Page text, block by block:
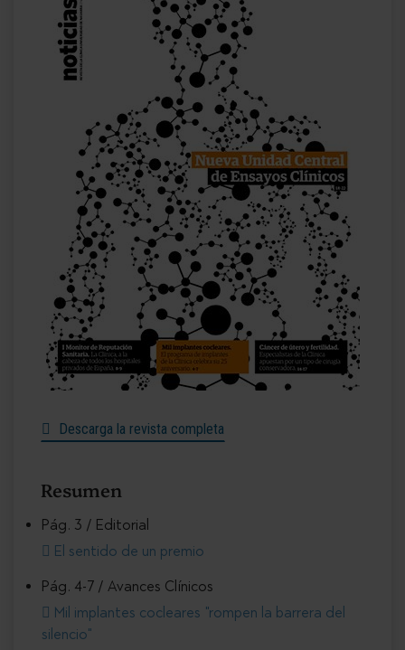
Descarga la revista completa
Resumen
Pág. 3 / Editorial
El sentido de un premio
Pág. 4-7 / Avances Clínicos
Mil implantes cocleares "rompen la barrera del
silencio"